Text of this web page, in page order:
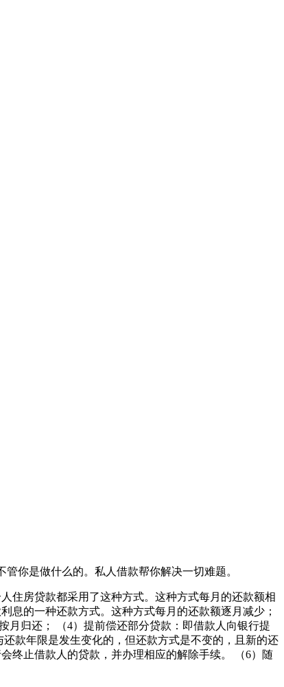
你是做什么的。私人借款帮你解决一切难题。
住房贷款都采用了这种方式。这种方式每月的还款额相
息的一种还款方式。这种方式每月的还款额逐月减少；
月归还； （4）提前偿还部分贷款：即借款人向银行提
款年限是发生变化的，但还款方式是不变的，且新的还
终止借款人的贷款，并办理相应的解除手续。 （6）随